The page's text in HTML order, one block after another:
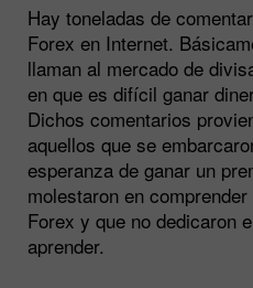
Hay toneladas de
Forex en Internet.
llaman al mercado de
en que es difícil ganar
Dichos comentarios
aquellos que se
esperanza de ganar un
molestaron en
Forex y que no dedicaron
aprender.